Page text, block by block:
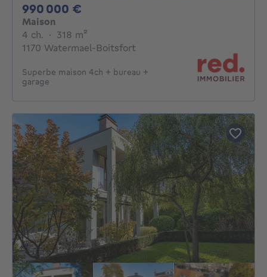
990 000 €
Maison
4 ch. 4 chambres
· 318 m²
1170 Watermael-Boitsfort
Superbe maison 4ch + bureau +
garage